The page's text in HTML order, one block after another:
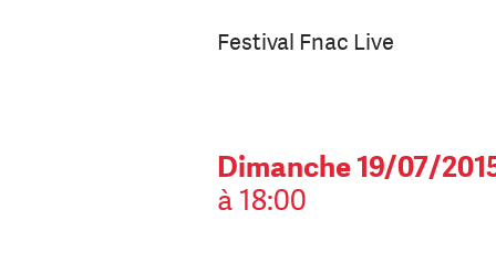
Festival Fnac Live
Dimanche 19/07/
à 18:00